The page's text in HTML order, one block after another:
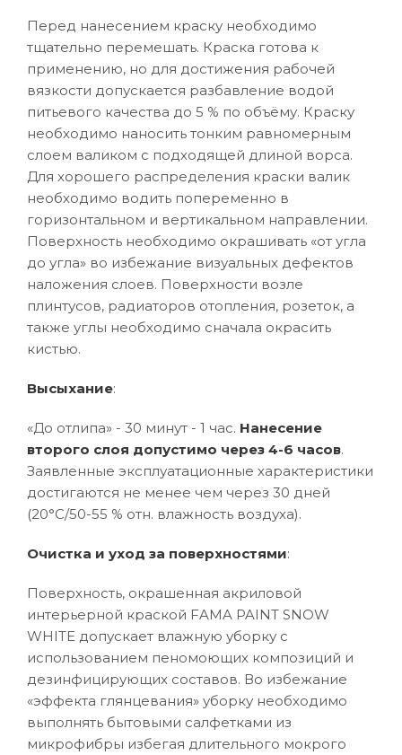
Перед нанесением краску необходимо
тщательно перемешать. Краска готова к
применению, но для достижения рабочей
вязкости допускается разбавление водой
питьевого качества до 5 % по объёму. Краску
необходимо наносить тонким равномерным
слоем валиком с подходящей длиной ворса.
Для хорошего распределения краски валик
необходимо водить попеременно в
горизонтальном и вертикальном направлении.
Поверхность необходимо окрашивать «от угла
до угла» во избежание визуальных дефектов
наложения слоев. Поверхности возле
плинтусов, радиаторов отопления, розеток, а
также углы необходимо сначала окрасить
кистью.
Высыхание:
«До отлипа» - 30 минут - 1 час. Нанесение
второго слоя допустимо через 4-6 часов.
Заявленные эксплуатационные характеристики
достигаются не менее чем через 30 дней
(20°C/50-55 % отн. влажность воздуха).
Очистка и уход за поверхностями:
Поверхность, окрашенная акриловой
интерьерной краской FAMA PAINT SNOW
WHITE допускает влажную уборку с
использованием пеномоющих композиций и
дезинфицирующих составов. Во избежание
«эффекта глянцевания» уборку необходимо
выполнять бытовыми салфетками из
микрофибры избегая длительного мокрого